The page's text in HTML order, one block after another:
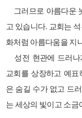
그러므로 아름다운
고 있습니다. 교회는
화처럼 아름다움을 지
성전 현관에 드러
교회를 상장하고 예
은 숨길 수가 없고 드
는 세상의 빛이고 소금